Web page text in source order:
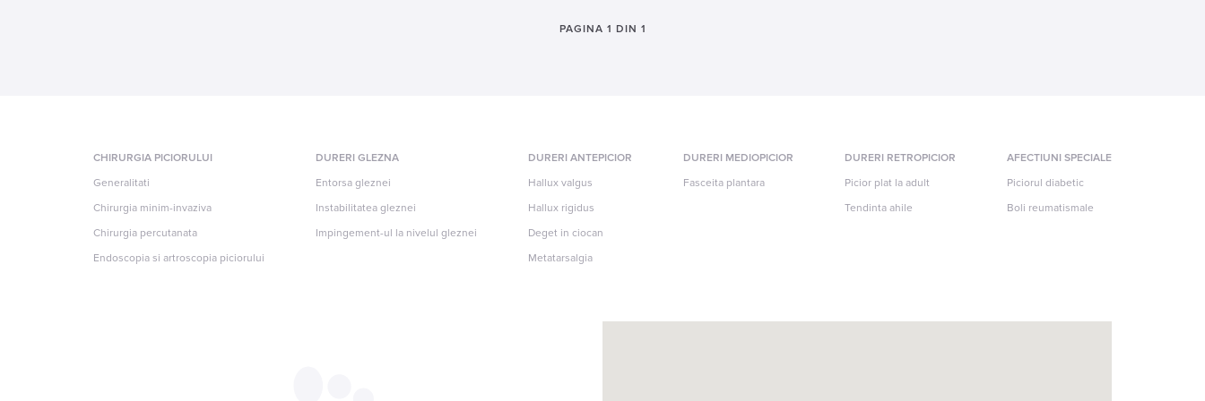
PAGINA 1 DIN 1
CHIRURGIA PICIORULUI
Generalitati
Chirurgia minim-invaziva
Chirurgia percutanata
Endoscopia si artroscopia piciorului
DURERI GLEZNA
Entorsa gleznei
Instabilitatea gleznei
Impingement-ul la nivelul gleznei
DURERI ANTEPICIOR
Hallux valgus
Hallux rigidus
Deget in ciocan
Metatarsalgia
DURERI MEDIOPICIOR
Fasceita plantara
DURERI RETROPICIOR
Picior plat la adult
Tendinta ahile
AFECTIUNI SPECIALE
Piciorul diabetic
Boli reumatismale